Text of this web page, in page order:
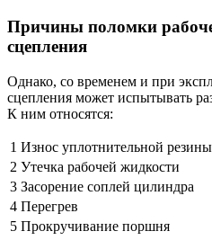
Причины поломки
сцепления
Однако, со временем и при
сцепления может испытывать
К ним относятся:
1 Износ уплотнительной резины
2 Утечка рабочей жидкости
3 Засорение соплей цилиндра
4 Перегрев
5 Прокручивание поршня